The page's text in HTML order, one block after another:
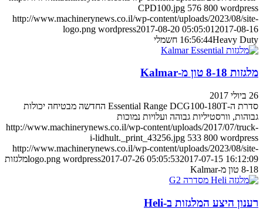
CPD100.jpg 576 800 wordpress
http://www.machinerynews.co.il/wp-content/uploads/2023/08/site-
logo.png wordpress2017-08-20 05:05:01 2017-08-16
16:56:44Heavy Duty חשמלי
מלגזות 8-18 טון מ-Kalmar
26 ביולי 2017
סדרת ה-Essential Range DCG100-180T החדשה מבטיחה יכולות
גבוהות, וורסטיליות גבוהה ועלויות נמוכות
http://www.machinerynews.co.il/wp-content/uploads/2017/07/truck-
i-lidhult._print_43256.jpg 533 800 wordpress
http://www.machinerynews.co.il/wp-content/uploads/2023/08/site-
logo.png wordpress2017-07-26 05:05:532017-07-15 16:12:09
מלגזות
8-18 טון מ-Kalmar
רענון היצע המלגזות ב-Heli